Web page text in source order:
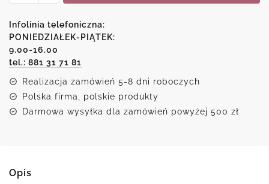
z
nowoczesnym
wzorem
Infolinia telefoniczna:
PONIEDZIAŁEK-PIĄTEK:
9.00-16.00
tel.: 881 31 71 81
Realizacja zamówień 5-8 dni roboczych
Polska firma, polskie produkty
Darmowa wysyłka dla zamówień powyżej 500 zł
Opis